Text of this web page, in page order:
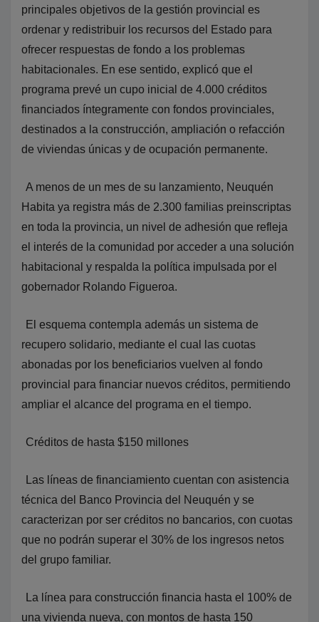
principales objetivos de la gestión provincial es
ordenar y redistribuir los recursos del Estado para
ofrecer respuestas de fondo a los problemas
habitacionales. En ese sentido, explicó que el
programa prevé un cupo inicial de 4.000 créditos
financiados íntegramente con fondos provinciales,
destinados a la construcción, ampliación o refacción
de viviendas únicas y de ocupación permanente.
A menos de un mes de su lanzamiento, Neuquén
Habita ya registra más de 2.300 familias preinscriptas
en toda la provincia, un nivel de adhesión que refleja
el interés de la comunidad por acceder a una solución
habitacional y respalda la política impulsada por el
gobernador Rolando Figueroa.
El esquema contempla además un sistema de
recupero solidario, mediante el cual las cuotas
abonadas por los beneficiarios vuelven al fondo
provincial para financiar nuevos créditos, permitiendo
ampliar el alcance del programa en el tiempo.
Créditos de hasta $150 millones
Las líneas de financiamiento cuentan con asistencia
técnica del Banco Provincia del Neuquén y se
caracterizan por ser créditos no bancarios, con cuotas
que no podrán superar el 30% de los ingresos netos
del grupo familiar.
La línea para construcción financia hasta el 100% de
una vivienda nueva, con montos de hasta 150